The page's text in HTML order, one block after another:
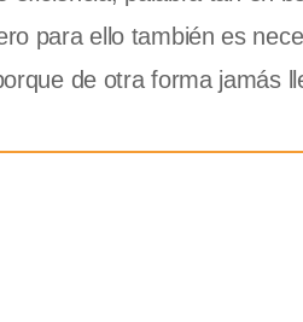
para ello también es
de otra forma jamás